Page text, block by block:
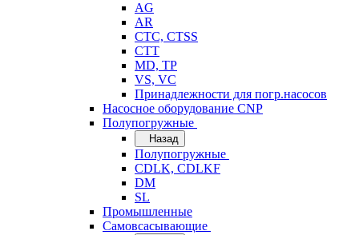
AG
AR
CTC, CTSS
CTT
MD, TP
VS, VC
Принадлежности для погр.насосов
Насосное оборудование CNP
Полупогружные
Назад
Полупогружные
CDLK, CDLKF
DM
SL
Промышленные
Самовсасывающие